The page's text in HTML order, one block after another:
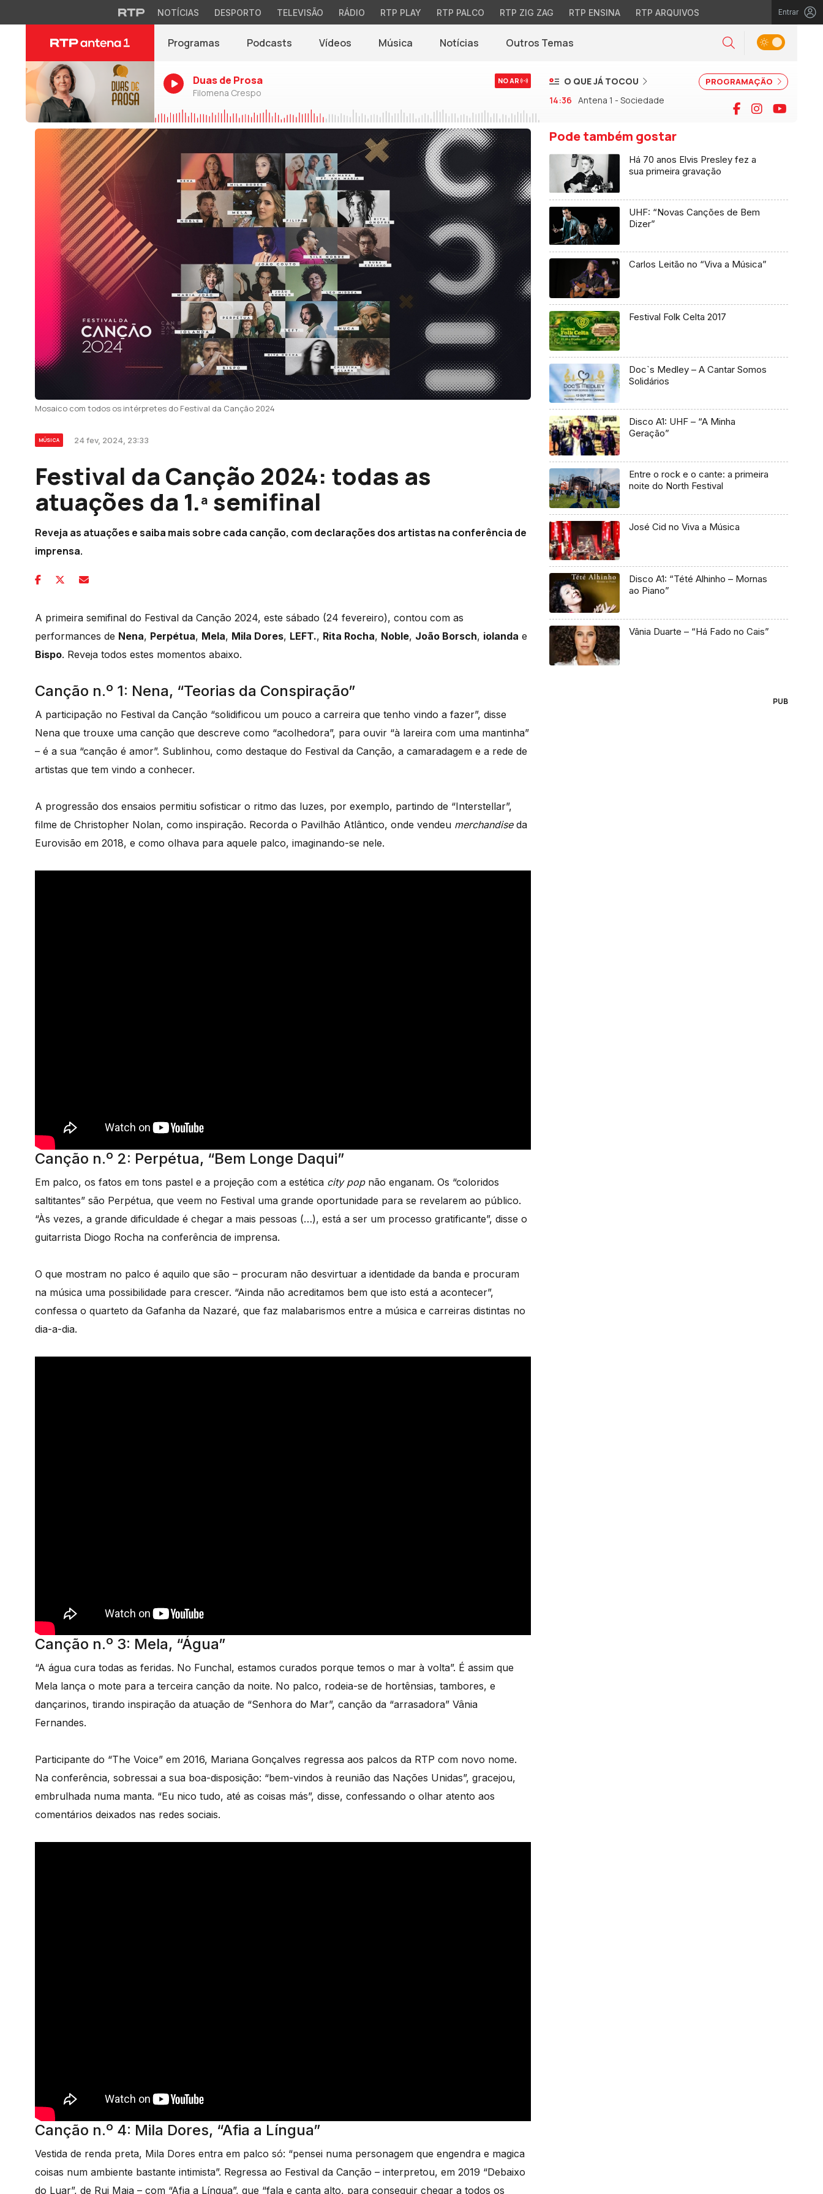
NOTÍCIAS DESPORTO TELEVISÃO RÁDIO RTP PLAY RTP PALCO RTP ZIG ZAG RTP ENSINA RTP ARQUIVOS Entrar
Programas Podcasts Vídeos Música Notícias(abre em nova janela)
Outros Temas Pesquisar
Alternar tema
Duas de Prosa
Filomena Crespo
NO AR PROGRAMAÇÃO
O QUE JÁ TOCOU
14:36 Antena 1 - Sociedade Facebook
Instagram
Mosaico com todos os intérpretes do Festival da Canção 2024
MÚSICA 24 fev, 2024, 23:33
Festival da Canção 2024: todas as
atuações da 1.ª semifinal
Reveja as atuações e saiba mais sobre cada canção, com declarações dos artistas na conferência de
imprensa.
A primeira semifinal do Festival da Canção 2024, este sábado (24 fevereiro), contou com as
performances de Nena, Perpétua, Mela, Mila Dores, LEFT., Rita Rocha, Noble, João Borsch, iolanda e
Bispo. Reveja todos estes momentos abaixo.
Canção n.º 1: Nena, “Teorias da Conspiração”
A participação no Festival da Canção “solidificou um pouco a carreira que tenho vindo a fazer”, disse
Nena que trouxe uma canção que descreve como “acolhedora”, para ouvir “à lareira com uma mantinha”
– é a sua “canção é amor”. Sublinhou, como destaque do Festival da Canção, a camaradagem e a rede de
artistas que tem vindo a conhecer.
A progressão dos ensaios permitiu sofisticar o ritmo das luzes, por exemplo, partindo de “Interstellar”,
filme de Christopher Nolan, como inspiração. Recorda o Pavilhão Atlântico, onde vendeu merchandiseda
Eurovisão em 2018, e como olhava para aquele palco, imaginando-se nele.
Canção n.º 2: Perpétua, “Bem Longe Daqui”
Em palco, os fatos em tons pastel e a projeção com a estética city popnão enganam. Os “coloridos
saltitantes” são Perpétua, que veem no Festival uma grande oportunidade para se revelarem ao público.
“Às vezes, a grande dificuldade é chegar a mais pessoas (…), está a ser um processo gratificante”, disse o
guitarrista Diogo Rocha na conferência de imprensa.
O que mostram no palco é aquilo que são – procuram não desvirtuar a identidade da banda e procuram
na música uma possibilidade para crescer. “Ainda não acreditamos bem que isto está a acontecer”,
confessa o quarteto da Gafanha da Nazaré, que faz malabarismos entre a música e carreiras distintas no
dia-a-dia.
Canção n.º 3: Mela, “Água”
“A água cura todas as feridas. No Funchal, estamos curados porque temos o mar à volta”. É assim que
Mela lança o mote para a terceira canção da noite. No palco, rodeia-se de hortênsias, tambores, e
dançarinos, tirando inspiração da atuação de “Senhora do Mar”, canção da “arrasadora” Vânia
Fernandes.
Participante do “The Voice” em 2016, Mariana Gonçalves regressa aos palcos da RTP com novo nome.
Na conferência, sobressai a sua boa-disposição: “bem-vindos à reunião das Nações Unidas”, gracejou,
embrulhada numa manta. “Eu nico tudo, até as coisas más”, disse, confessando o olhar atento aos
comentários deixados nas redes sociais.
Canção n.º 4: Mila Dores, “Afia a Língua”
Vestida de renda preta, Mila Dores entra em palco só: “pensei numa personagem que engendra e magica
coisas num ambiente bastante intimista”. Regressa ao Festival da Canção – interpretou, em 2019 “Debaixo
do Luar”, de Rui Maia – com “Afia a Língua”, que “fala e canta alto, para conseguir chegar a todos os
Pode também gostar
Há 70 anos Elvis Presley fez a
sua primeira gravação
UHF: “Novas Canções de Bem
Dizer”
Carlos Leitão no “Viva a Música”
Festival Folk Celta 2017
Doc`s Medley – A Cantar Somos
Solidários
Disco A1: UHF – “A Minha
Geração”
Entre o rock e o cante: a primeira
noite do North Festival
José Cid no Viva a Música
Disco A1: “Tété Alhinho – Mornas
ao Piano”
Vânia Duarte – “Há Fado no Cais”
PUB